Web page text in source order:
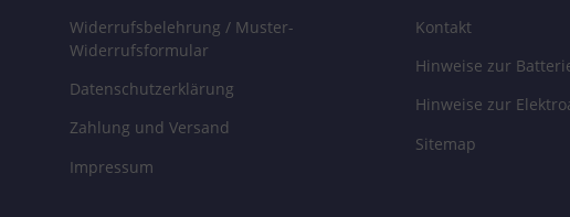
Widerrufsbelehrung / Muster-
Widerrufsformular
Datenschutzerklärung
Zahlung und Versand
Impressum
Kontakt
Hinweise zur
Hinweise zur
Sitemap